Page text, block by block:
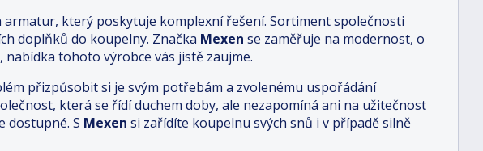
armatur, který poskytuje komplexní řešení. Sortiment společnosti
doplňků do koupelny. Značka Mexen se zaměřuje na modernost, o
tohoto výrobce vás jistě zaujme.
přizpůsobit si je svým potřebám a zvolenému uspořádání
která se řídí duchem doby, ale nezapomíná ani na užitečnost
dostupné. S Mexen si zařídíte koupelnu svých snů i v případě silně